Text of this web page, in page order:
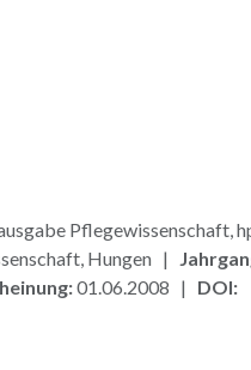
Pflegewissenschaft,
Hungen |
01.06.2008 | DOI: